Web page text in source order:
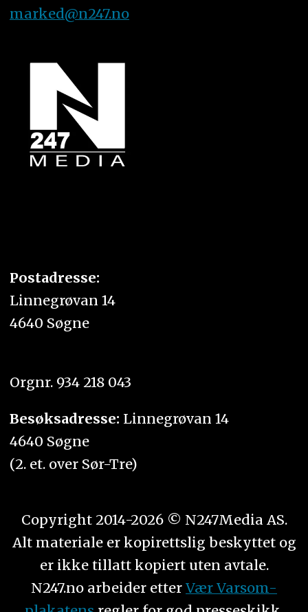
marked@n247.no
Postadresse:
Linnegrøvan 14
4640 Søgne
Orgnr. 934 218 043
Besøksadresse: Linnegrøvan 14
4640 Søgne
(2. et. over Sør-Tre)
Copyright 2014-2026 © N247Media AS.
Alt materiale er kopirettslig beskyttet og
er ikke tillatt kopiert uten avtale.
N247.no arbeider etter Vær Varsom-